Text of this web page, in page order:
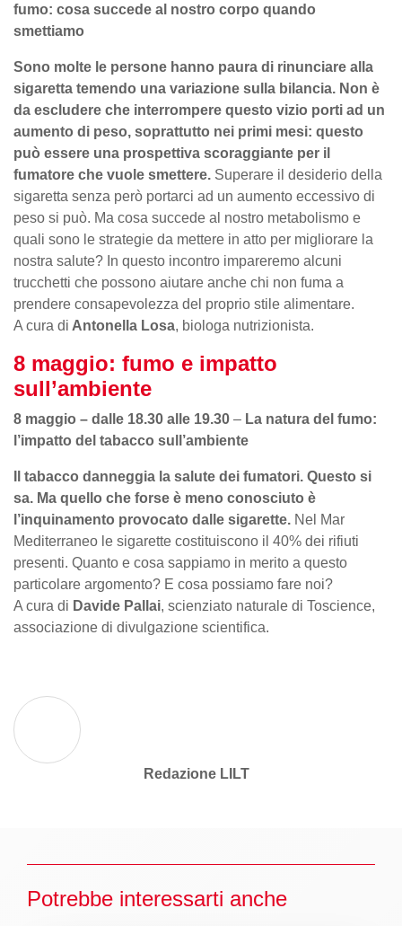
fumo: cosa succede al nostro corpo quando
smettiamo
Sono molte le persone hanno paura di rinunciare alla
sigaretta temendo una variazione sulla bilancia. Non è
da escludere che interrompere questo vizio porti ad un
aumento di peso, soprattutto nei primi mesi: questo
può essere una prospettiva scoraggiante per il
fumatore che vuole smettere. Superare il desiderio della
sigaretta senza però portarci ad un aumento eccessivo di
peso si può. Ma cosa succede al nostro metabolismo e
quali sono le strategie da mettere in atto per migliorare la
nostra salute? In questo incontro impareremo alcuni
trucchetti che possono aiutare anche chi non fuma a
prendere consapevolezza del proprio stile alimentare.
A cura di Antonella Losa, biologa nutrizionista.
8 maggio: fumo e impatto
sull’ambiente
8 maggio – dalle 18.30 alle 19.30 – La natura del fumo:
l’impatto del tabacco sull’ambiente
Il tabacco danneggia la salute dei fumatori. Questo si
sa. Ma quello che forse è meno conosciuto è
l’inquinamento provocato dalle sigarette. Nel Mar
Mediterraneo le sigarette costituiscono il 40% dei rifiuti
presenti. Quanto e cosa sappiamo in merito a questo
particolare argomento? E cosa possiamo fare noi?
A cura di Davide Pallai, scienziato naturale di Toscience,
associazione di divulgazione scientifica.
Redazione LILT
Potrebbe interessarti anche